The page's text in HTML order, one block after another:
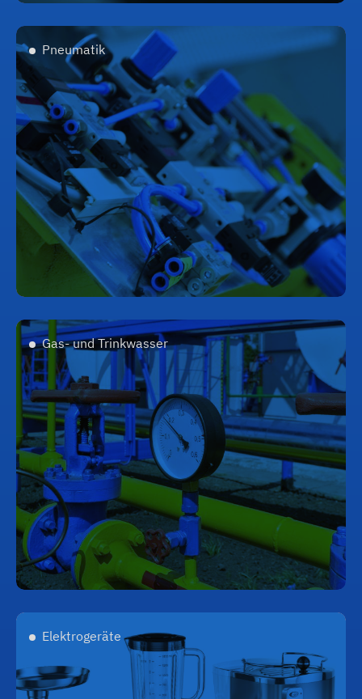
Pneumatik
Gas- und Trinkwasser
Elektrogeräte